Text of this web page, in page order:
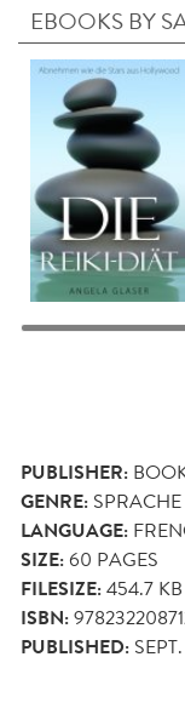
EBOOKS BY
PUBLISHER:
GENRE:
LANGUAGE:
SIZE:60 PAGES
FILESIZE:454.7 KB
ISBN:
PUBLISHED: